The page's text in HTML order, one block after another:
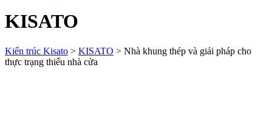
KISATO
Kiến trúc Kisato > KISATO > Nhà khung thép và giải pháp cho
thực trạng thiếu nhà cửa